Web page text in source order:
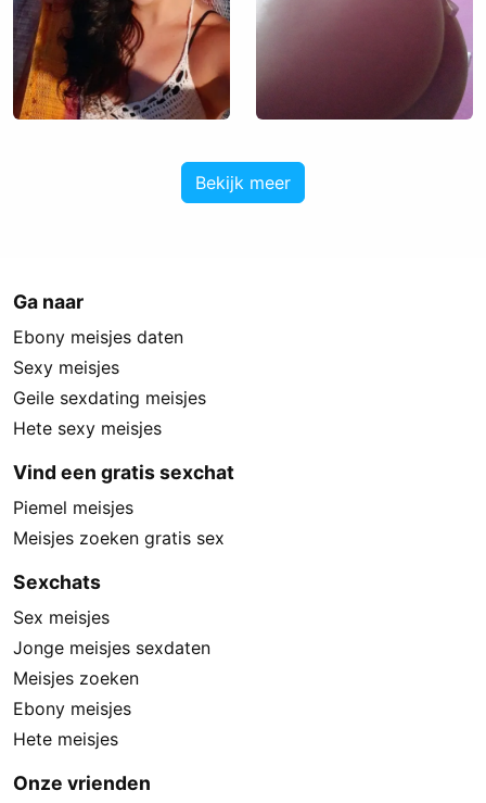
Bekijk meer
Ga naar
Ebony meisjes daten
Sexy meisjes
Geile sexdating meisjes
Hete sexy meisjes
Vind een gratis sexchat
Piemel meisjes
Meisjes zoeken gratis sex
Sexchats
Sex meisjes
Jonge meisjes sexdaten
Meisjes zoeken
Ebony meisjes
Hete meisjes
Onze vrienden